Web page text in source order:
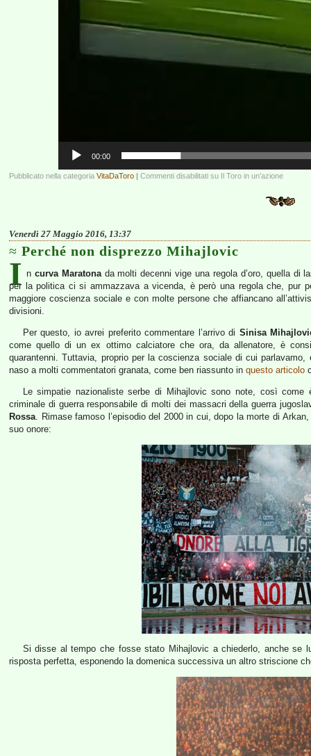
00:00
Pubblicato nella categoria VitaDaToro | Commenti disabilitati su Il Toro in un’azione
Venerdì 27 Maggio 2016, 13:37
Perché non disprezzo Mihajlovic
I n curva Maratonada molti decenni vige una regola d’oro, quella di
per la politica ci si ammazzava a vicenda, è però una regola che, pur
maggiore coscienza sociale e con molte persone che affiancano
divisioni.
Per questo, io avrei preferito commentare l’arrivo di Sinisa
come quello di un ex ottimo calciatore che ora, da allenatore, è
quarantenni. Tuttavia, proprio per la coscienza sociale di cui
naso a molti commentatori granata, come ben riassunto in questo articolo
Le simpatie nazionaliste serbe di Mihajlovic sono note, così
criminale di guerra responsabile di molti dei massacri della guerra
Rossa . Rimase famoso l’episodio del 2000 in cui, dopo la morte di
suo onore:
Si disse al tempo che fosse stato Mihajlovic a chiederlo, anche se
risposta perfetta, esponendo la domenica successiva un altro striscione